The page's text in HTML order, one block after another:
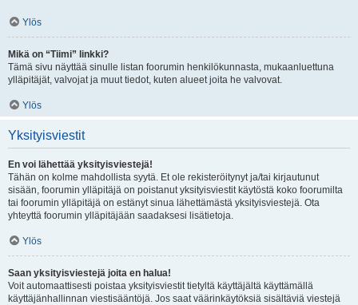
Ylös
Mikä on “Tiimi” linkki?
Tämä sivu näyttää sinulle listan foorumin henkilökunnasta, mukaanluettuna
ylläpitäjät, valvojat ja muut tiedot, kuten alueet joita he valvovat.
Ylös
Yksityisviestit
En voi lähettää yksityisviestejä!
Tähän on kolme mahdollista syytä. Et ole rekisteröitynyt ja/tai kirjautunut
sisään, foorumin ylläpitäjä on poistanut yksityisviestit käytöstä koko foorumilta
tai foorumin ylläpitäjä on estänyt sinua lähettämästä yksityisviestejä. Ota
yhteyttä foorumin ylläpitäjään saadaksesi lisätietoja.
Ylös
Saan yksityisviestejä joita en halua!
Voit automaattisesti poistaa yksityisviestit tietyltä käyttäjältä käyttämällä
käyttäjänhallinnan viestisääntöjä. Jos saat väärinkäytöksiä sisältäviä viestejä